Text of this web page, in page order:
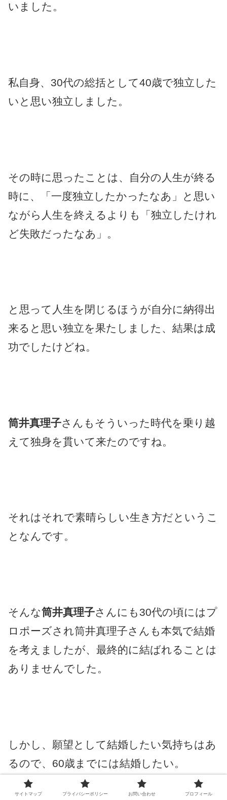
いました。
私自身、30代の総括として40歳で独立した
いと思い独立しました。
その時に思ったことは、自分の人生が終る
時に、「一度独立したかったなあ」と思い
ながら人生を終えるよりも「独立したけれ
ど失敗だったなあ」。
と思って人生を閉じるほうが自分に納得出
来ると思い独立を果たしました、結果は成
功でしたけどね。
筒井真理子さんもそういった時代を乗り越
えて独身を貫いて来たのですね。
それはそれで素晴らしい生き方だというこ
となんです。
そんな筒井真理子さんにも30代の頃にはプ
ロポーズされ筒井真理子さんも本気で結婚
を考えましたが、最終的に結ばれることは
ありませんでした。
しかし、願望として結婚したい気持ちはあ
るので、60歳までには結婚したい。
サイトマップ プライバシーポリシー お問い合わせ プロフィール